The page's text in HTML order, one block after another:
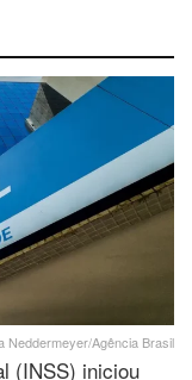
Neddermeyer/Agência Brasil
(INSS) iniciou